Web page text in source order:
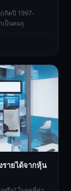
เกิดปี 1997-
เป็นคนรุ
รายได้จากหุ้น